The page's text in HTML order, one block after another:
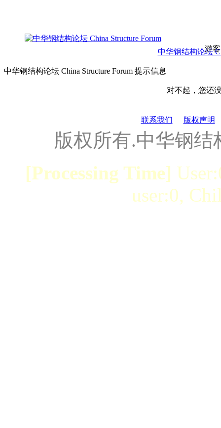
游
中华钢结构论坛
中华钢结构论坛 China Structure Forum 提示信息
对不起，您还
联系我们 版权声明
版权所有.中华钢
[Processing Time]
user:0,